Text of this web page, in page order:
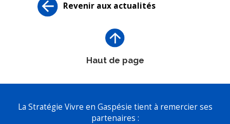
Revenir aux actualités
Haut de page
La Stratégie Vivre en Gaspésie tient à remercier ses
partenaires :